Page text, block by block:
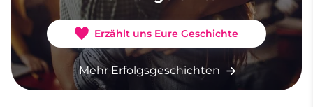
Erzählt uns Eure Geschichte
Mehr Erfolgsgeschichten